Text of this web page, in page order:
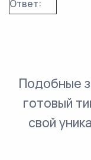
Ответ:
Подобные
готовый
свой